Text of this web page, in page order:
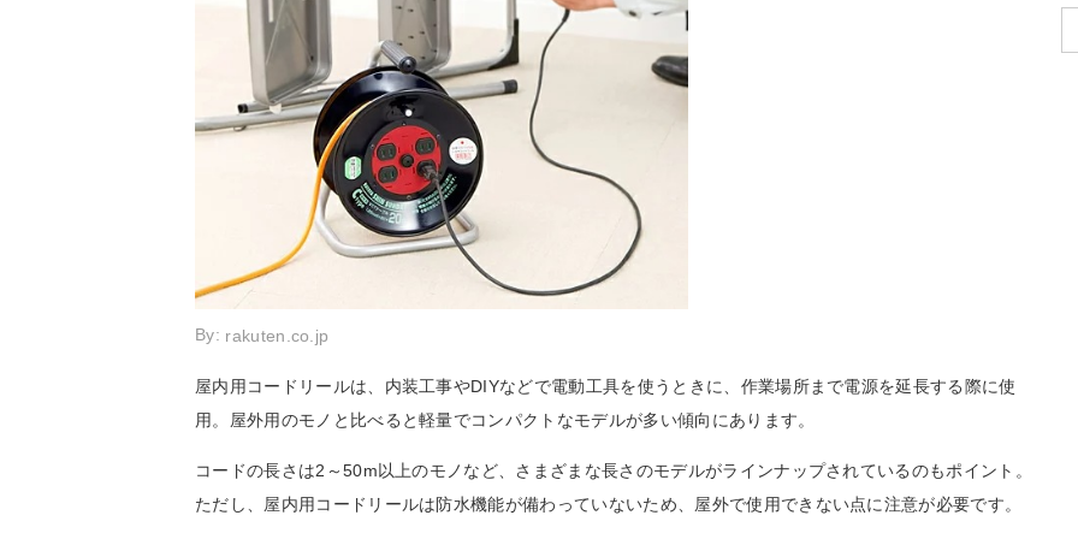
By: rakuten.co.jp
屋内用コードリールは、内装工事やDIYなどで電動工具を使うときに、作業場所まで電源を延長する際に使
用。屋外用のモノと比べると軽量でコンパクトなモデルが多い傾向にあります。
コードの長さは2～50m以上のモノなど、さまざまな長さのモデルがラインナップされているのもポイント。
ただし、屋内用コードリールは防水機能が備わっていないため、屋外で使用できない点に注意が必要です。